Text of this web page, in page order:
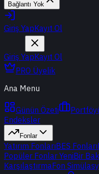
Bağlantı Yok
Giriş YapKayıt Ol
Giriş YapKayıt Ol
PRO Üyelik
Ana Menu
Günün Özeti
Endeksler
Fonlar
Yatırım FonlarıBES Fonları
Popüler Fonlar YeniBir
KarşılaştırmaFon